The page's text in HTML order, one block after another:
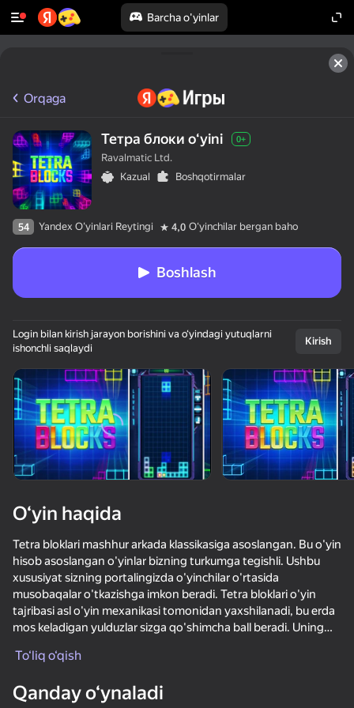
Barcha o'yinlar
Orqaga
Тетра блоки oʻyini 0+
Ravalmatic Ltd.
Kazual
Boshqotirmalar
54 Yandex O'yinlari Reytingi 4,0 Oʻyinchilar bergan baho
Boshlash
Login bilan kirish jarayon borishini va o‘yindagi yutuqlarni
ishonchli saqlaydi
Kirish
O‘yin haqida
Tetra bloklari mashhur arkada klassikasiga asoslangan. Bu o'yin
hisob asoslangan o'yinlar bizning turkumga tegishli. Ushbu
xususiyat sizning portalingizda o'yinchilar o'rtasida
musobaqalar o'tkazishga imkon beradi. Tetra bloklari o'yin
tajribasi asl o'yin mexanikasi tomonidan yaxshilanadi, bu erda
mos keladigan yulduzlar sizga qo'shimcha ball beradi. Uning
ruhiy holatiga olib keladigan ajoyib muhit yaratadi.
To‘liq o‘qish
Qanday o‘ynaladi